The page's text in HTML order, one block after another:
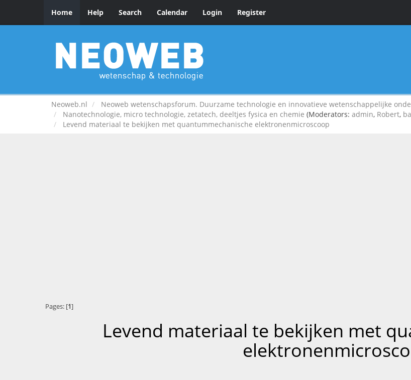
Home Help Search Calendar Login Register
Neoweb.nl
Neoweb wetenschapsforum. Duurzame technologie en innovatieve wetenschappelijke
Nanotechnologie, micro technologie, zetatech, deeltjes fysica en chemie (Moderators: admin, Robert,
Levend materiaal te bekijken met quantummechanische elektronenmicroscoop
Pages: [1]
Levend materiaal te bekijken met